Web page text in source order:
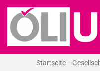
Zum
Inhalt
springen
Startseite